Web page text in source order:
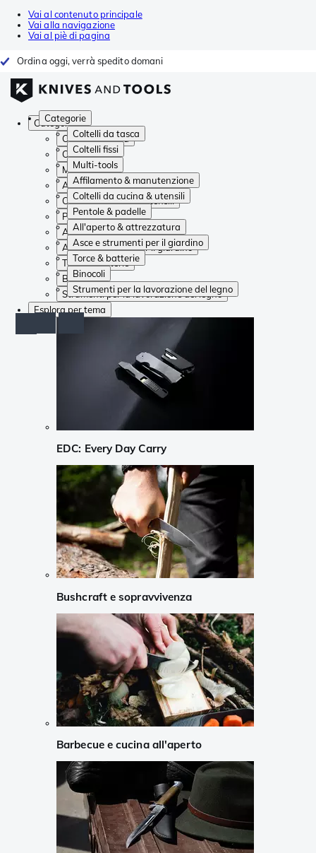
Vai al contenuto principale
Vai alla navigazione
Vai al piè di pagina
Ordina oggi, verrà spedito domani
Categorie
Coltelli da tasca
Coltelli fissi
Multi-tools
Affilamento & manutenzione
Coltelli da cucina & utensili
Pentole & padelle
All'aperto & attrezzatura
Asce e strumenti per il giardino
Torce & batterie
Binocoli
Strumenti per la lavorazione del legno
Categorie
Coltelli da tasca
Coltelli fissi
Multi-tools
Affilamento & manutenzione
Coltelli da cucina & utensili
Pentole & padelle
All'aperto & attrezzatura
Asce e strumenti per il giardino
Torce & batterie
Binocoli
Strumenti per la lavorazione del legno
Esplora per tema
EDC: Every Day Carry
Bushcraft e sopravvivenza
Barbecue e cucina all'aperto